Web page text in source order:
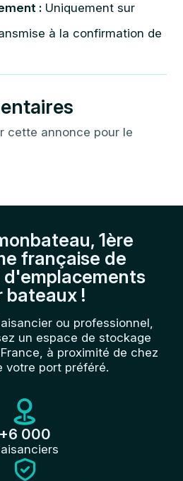
: Uniquement sur
à la confirmation de
cette annonce pour le
1ère
française de
bateaux !
ou professionnel,
un espace de stockage
à proximité de chez
votre port préféré.
+6 000